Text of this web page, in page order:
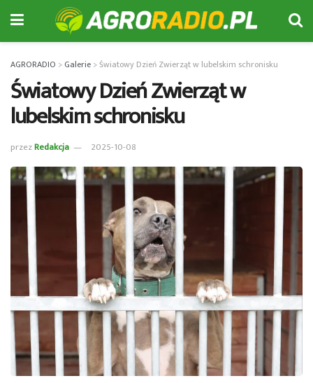
AGRORADIO > Galerie >Światowy Dzień Zwierząt w lubelskim schronisku
Światowy Dzień Zwierząt w
lubelskim schronisku
przezRedakcja 2025-10-08